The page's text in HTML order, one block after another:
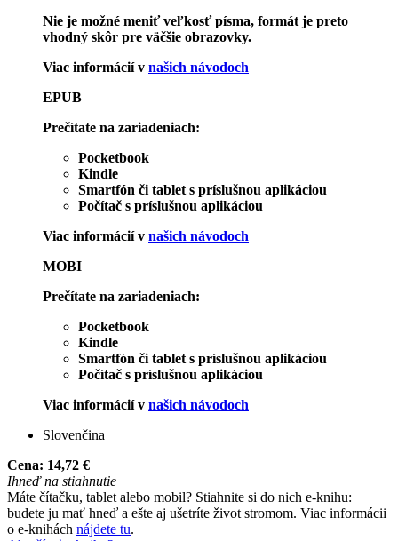
Nie je možné meniť veľkosť písma, formát je preto
vhodný skôr pre väčšie obrazovky.
Viac informácií v našich návodoch
EPUB
Prečítate na zariadeniach:
Pocketbook
Kindle
Smartfón či tablet s príslušnou aplikáciou
Počítač s príslušnou aplikáciou
Viac informácií v našich návodoch
MOBI
Prečítate na zariadeniach:
Pocketbook
Kindle
Smartfón či tablet s príslušnou aplikáciou
Počítač s príslušnou aplikáciou
Viac informácií v našich návodoch
Slovenčina
Cena: 14,72 €
Ihneď na stiahnutie
Máte čítačku, tablet alebo mobil? Stiahnite si do nich e-knihu:
budete ju mať hneď a ešte aj ušetríte život stromom. Viac informácii
o e-knihách nájdete tu.